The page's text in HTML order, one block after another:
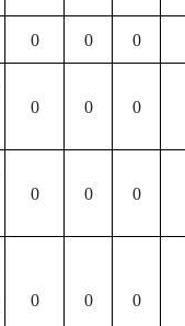
0 0 0
0 0 0
0 0 0
0 0 0